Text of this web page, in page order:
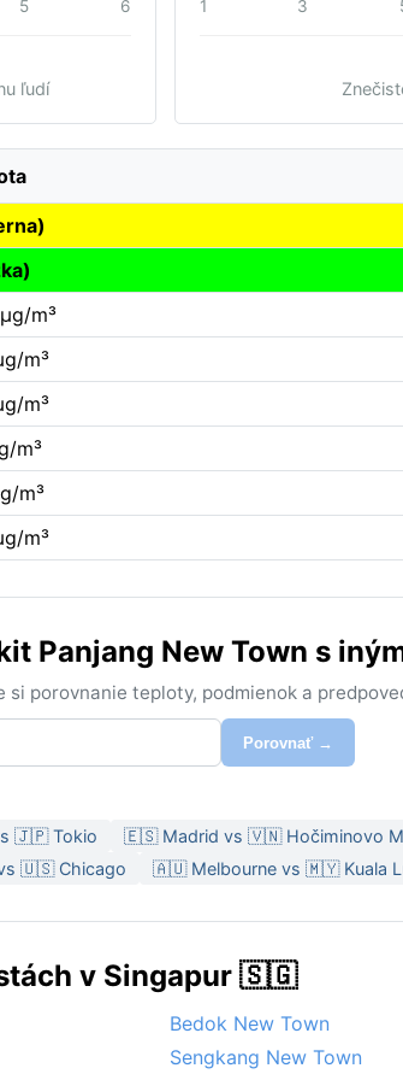
5 6
ľudí
1 3
m³
m³
m³
m³
m³
m³
Panjang New Town s
porovnanie teploty, podmienok a
Porovnať →
🇯🇵 Tokio
🇪🇸 Madrid vs 🇻🇳 Hočiminovo
🇺🇸 Chicago 🇦🇺 Melbourne vs 🇲🇾 Kuala
v Singapur 🇸🇬
Bedok New Town
Sengkang New Town